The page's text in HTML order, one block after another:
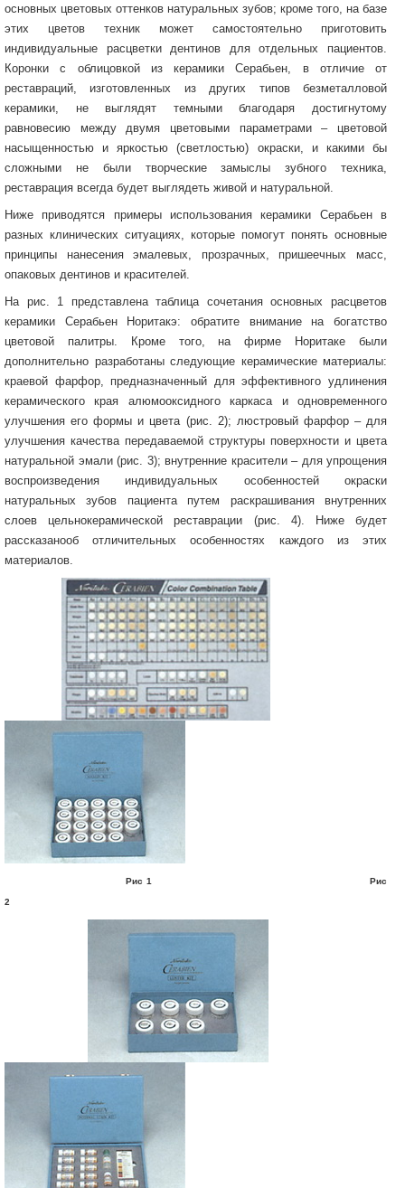
основных цветовых оттенков натуральных зубов; кроме того, на базе
этих цветов техник может самостоятельно приготовить
индивидуальные расцветки дентинов для отдельных пациентов.
Коронки с облицовкой из керамики Серабьен, в отличие от
реставраций, изготовленных из других типов безметалловой
керамики, не выглядят темными благодаря достигнутому
равновесию между двумя цветовыми параметрами – цветовой
насыщенностью и яркостью (светлостью) окраски, и какими бы
сложными не были творческие замыслы зубного техника,
реставрация всегда будет выглядеть живой и натуральной.
Ниже приводятся примеры использования керамики Серабьен в
разных клинических ситуациях, которые помогут понять основные
принципы нанесения эмалевых, прозрачных, пришеечных масс,
опаковых дентинов и красителей.
На рис. 1 представлена таблица сочетания основных расцветов
керамики Серабьен Норитакэ: обратите внимание на богатство
цветовой палитры. Кроме того, на фирме Норитаке были
дополнительно разработаны следующие керамические материалы:
краевой фарфор, предназначенный для эффективного удлинения
керамического края алюмооксидного каркаса и одновременного
улучшения его формы и цвета (рис. 2); люстровый фарфор – для
улучшения качества передаваемой структуры поверхности и цвета
натуральной эмали (рис. 3); внутренние красители – для упрощения
воспроизведения индивидуальных особенностей окраски
натуральных зубов пациента путем раскрашивания внутренних
слоев цельнокерамической реставрации (рис. 4). Ниже будет
рассказанооб отличительных особенностях каждого из этих
материалов.
Рис 1 Рис
2